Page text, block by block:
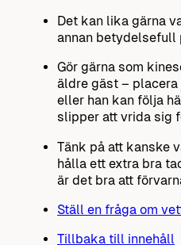
Det kan lika gärna
annan betydelsefull
Gör gärna som
äldre gäst – placera
eller han kan följa
slipper att vrida sig
Tänk på att kanske
hålla ett extra bra
är det bra att
Ställ en fråga om
Tillbaka till innehåll